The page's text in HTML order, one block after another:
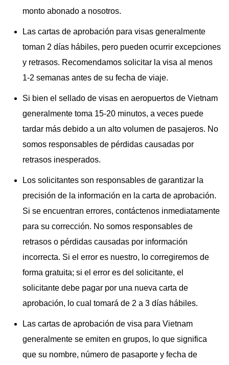
monto abonado a nosotros.
Las cartas de aprobación para visas generalmente
toman 2 días hábiles, pero pueden ocurrir excepciones
y retrasos. Recomendamos solicitar la visa al menos
1-2 semanas antes de su fecha de viaje.
Si bien el sellado de visas en aeropuertos de Vietnam
generalmente toma 15-20 minutos, a veces puede
tardar más debido a un alto volumen de pasajeros. No
somos responsables de pérdidas causadas por
retrasos inesperados.
Los solicitantes son responsables de garantizar la
precisión de la información en la carta de aprobación.
Si se encuentran errores, contáctenos inmediatamente
para su corrección. No somos responsables de
retrasos o pérdidas causadas por información
incorrecta. Si el error es nuestro, lo corregiremos de
forma gratuita; si el error es del solicitante, el
solicitante debe pagar por una nueva carta de
aprobación, lo cual tomará de 2 a 3 días hábiles.
Las cartas de aprobación de visa para Vietnam
generalmente se emiten en grupos, lo que significa
que su nombre, número de pasaporte y fecha de